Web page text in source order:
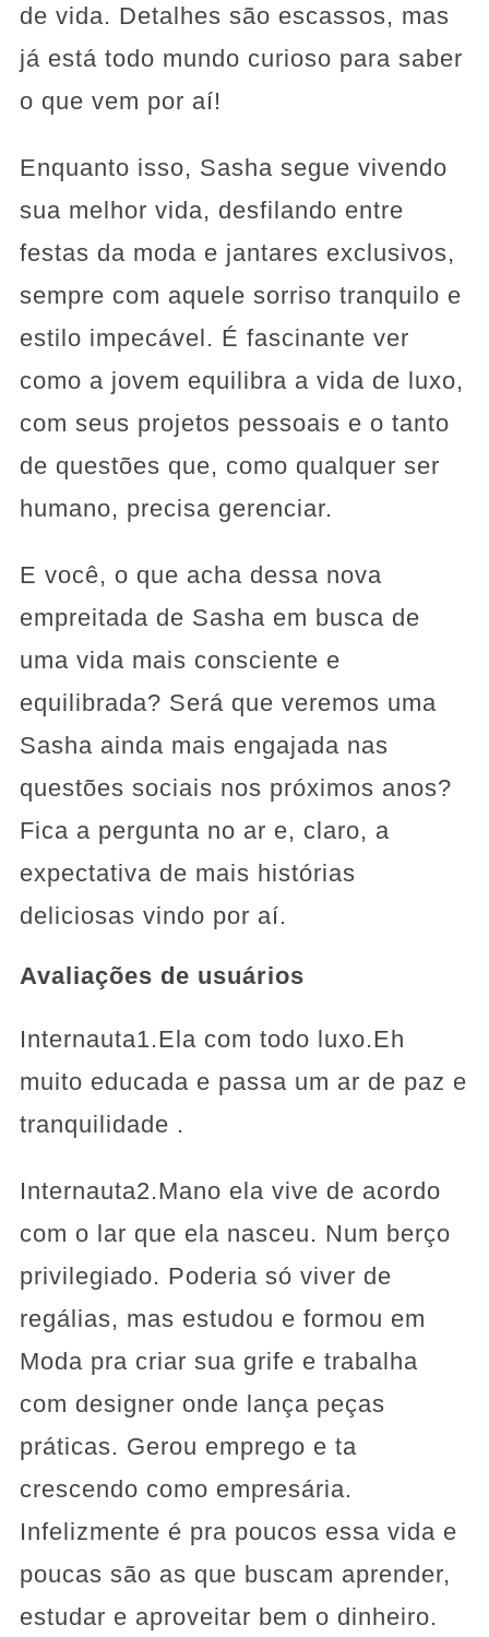
de vida. Detalhes são escassos, mas
já está todo mundo curioso para saber
o que vem por aí!
Enquanto isso, Sasha segue vivendo
sua melhor vida, desfilando entre
festas da moda e jantares exclusivos,
sempre com aquele sorriso tranquilo e
estilo impecável. É fascinante ver
como a jovem equilibra a vida de luxo,
com seus projetos pessoais e o tanto
de questões que, como qualquer ser
humano, precisa gerenciar.
E você, o que acha dessa nova
empreitada de Sasha em busca de
uma vida mais consciente e
equilibrada? Será que veremos uma
Sasha ainda mais engajada nas
questões sociais nos próximos anos?
Fica a pergunta no ar e, claro, a
expectativa de mais histórias
deliciosas vindo por aí.
Avaliações de usuários
Internauta1.Ela com todo luxo.Eh
muito educada e passa um ar de paz e
tranquilidade .
Internauta2.Mano ela vive de acordo
com o lar que ela nasceu. Num berço
privilegiado. Poderia só viver de
regálias, mas estudou e formou em
Moda pra criar sua grife e trabalha
com designer onde lança peças
práticas. Gerou emprego e ta
crescendo como empresária.
Infelizmente é pra poucos essa vida e
poucas são as que buscam aprender,
estudar e aproveitar bem o dinheiro.